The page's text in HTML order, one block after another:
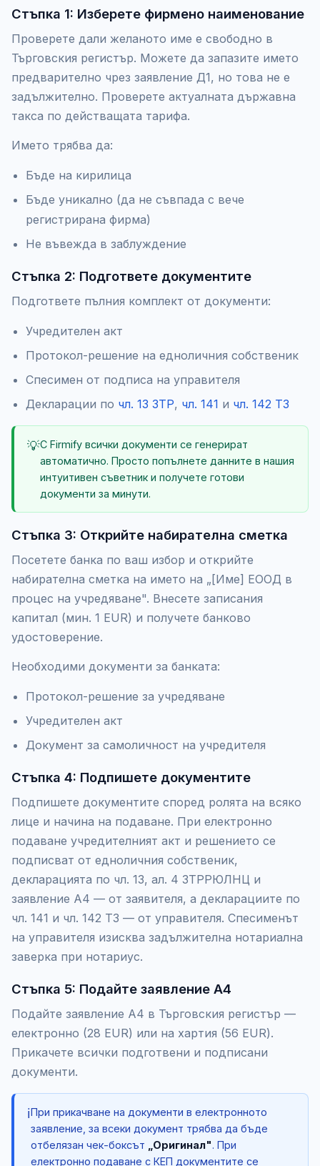
Стъпка 1: Изберете фирмено наименование
Проверете дали желаното име е свободно в
Търговския регистър. Можете да запазите името
предварително чрез заявление Д1, но това не е
задължително. Проверете актуалната държавна
такса по действащата тарифа.
Името трябва да:
Бъде на кирилица
Бъде уникално (да не съвпада с вече
регистрирана фирма)
Не въвежда в заблуждение
Стъпка 2: Подгответе документите
Подгответе пълния комплект от документи:
Учредителен акт
Протокол-решение на едноличния собственик
Спесимен от подписа на управителя
Декларации по чл. 13 ЗТР, чл. 141 и чл. 142 ТЗ
💡С Firmify всички документи се генерират
автоматично. Просто попълнете данните в нашия
интуитивен съветник и получете готови
документи за минути.
Стъпка 3: Открийте набирателна сметка
Посетете банка по ваш избор и открийте
набирателна сметка на името на „[Име] ЕООД в
процес на учредяване". Внесете записания
капитал (мин. 1 EUR) и получете банково
удостоверение.
Необходими документи за банката:
Протокол-решение за учредяване
Учредителен акт
Документ за самоличност на учредителя
Стъпка 4: Подпишете документите
Подпишете документите според ролята на всяко
лице и начина на подаване. При електронно
подаване учредителният акт и решението се
подписват от едноличния собственик,
декларацията по чл. 13, ал. 4 ЗТРРЮЛНЦ и
заявление А4 — от заявителя, а декларациите по
чл. 141 и чл. 142 ТЗ — от управителя. Спесименът
на управителя изисква задължителна нотариална
заверка при нотариус.
Стъпка 5: Подайте заявление А4
Подайте заявление А4 в Търговския регистър —
електронно (28 EUR) или на хартия (56 EUR).
Прикачете всички подготвени и подписани
документи.
ℹ️При прикачване на документи в електронното
заявление, за всеки документ трябва да бъде
отбелязан чек-боксът
„Оригинал". При
електронно подаване с КЕП документите се